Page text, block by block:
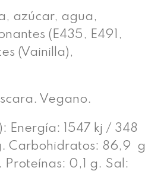
azúcar, agua,
(E435, E491,
(Vainilla),
Vegano.
Energía: 1547 kj / 348
Carbohidratos: 86,9 g
0,1 g. Sal: